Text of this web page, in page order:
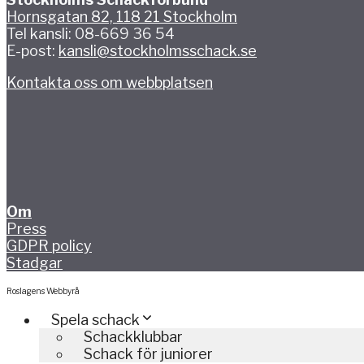
Hornsgatan 82, 118 21 Stockholm
Tel kansli: 08-669 36 54
E-post: kansli@stockholmsschack.se
Kontakta oss om webbplatsen
Om
Press
GDPR policy
Stadgar
Roslagens Webbyrå
Spela schack
Schackklubbar
Schack för juniorer